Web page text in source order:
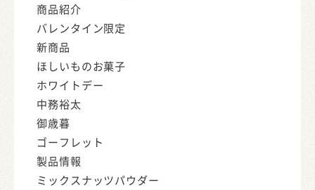
商品紹介
バレンタイン限定
新商品
ほしいものお菓子
ホワイトデー
中務裕太
御歳暮
ゴーフレット
製品情報
ミックスナッツパウダー